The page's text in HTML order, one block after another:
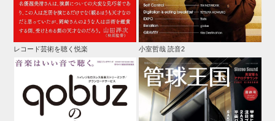
レコード芸術を聴く悦楽 小室哲哉 読音2